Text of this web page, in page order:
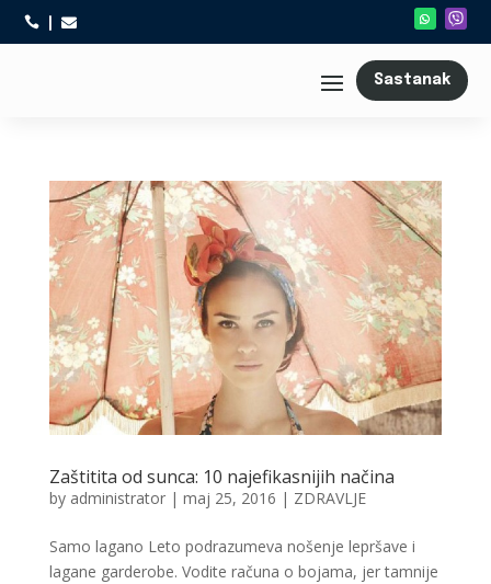
 
Sastanak
Zaštitita od sunca: 10 najefikasnijih načina
by administrator| maj 25, 2016 | ZDRAVLJE
Samo lagano Leto podrazumeva nošenje lepršave i
lagane garderobe. Vodite računa o bojama, jer tamnije